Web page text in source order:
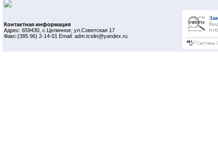
Контактная информация
Адрес: 659430, с.Целинное, ул.Советская 17
Факс:(385 96) 2-14-01 Email: adm.tcelin@yandex.ru